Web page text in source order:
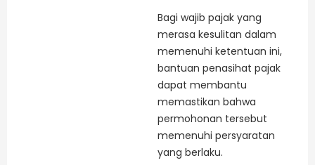
Bagi wajib pajak yang
merasa kesulitan dalam
memenuhi ketentuan ini,
bantuan penasihat pajak
dapat membantu
memastikan bahwa
permohonan tersebut
memenuhi persyaratan
yang berlaku.